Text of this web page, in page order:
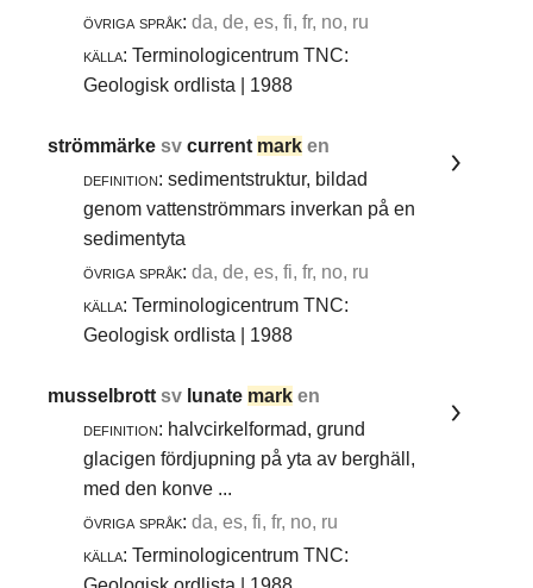
övriga språk: da, de, es, fi, fr, no, ru
källa: Terminologicentrum TNC:
Geologisk ordlista | 1988
strömmärkesvcurrent mark en
definition: sedimentstruktur, bildad
genom vattenströmmars inverkan på en
sedimentyta
övriga språk: da, de, es, fi, fr, no, ru
källa: Terminologicentrum TNC:
Geologisk ordlista | 1988
musselbrottsv lunate mark en
definition: halvcirkelformad, grund
glacigen fördjupning på yta av berghäll,
med den konve ...
övriga språk: da, es, fi, fr, no, ru
källa: Terminologicentrum TNC: